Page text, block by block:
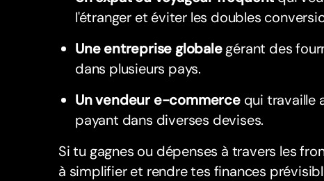
l'étranger et éviter les doubles
Une entreprise globalegérant des
dans plusieurs pays.
Un vendeur e-commercequi travaille
payant dans diverses devises.
Si tu gagnes ou dépenses à travers les
à simplifier et rendre tes finances